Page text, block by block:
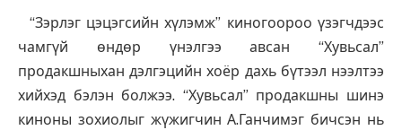
“Зэрлэг цэцэгсийн хүлэмж” киногоороо үзэгчдээс
чамгүй өндөр үнэлгээ авсан “Хувьсал”
продакшныхан дэлгэцийн хоёр дахь бүтээл нээлтээ
хийхэд бэлэн болжээ. “Хувьсал” продакшны шинэ
киноны зохиолыг жүжигчин А.Ганчимэг бичсэн нь